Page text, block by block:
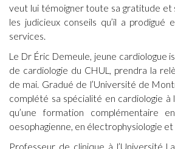
veut lui témoigner toute sa gratitude et
les judicieux conseils qu’il a prodigué
services.
Le Dr Éric Demeule, jeune cardiologue
de cardiologie du CHUL, prendra la
de mai. Gradué de l’Université de
complété sa spécialité en cardiologie à
qu’une formation complémentaire
oesophagienne, en électrophysiologie
Professeur de clinique à l’Université